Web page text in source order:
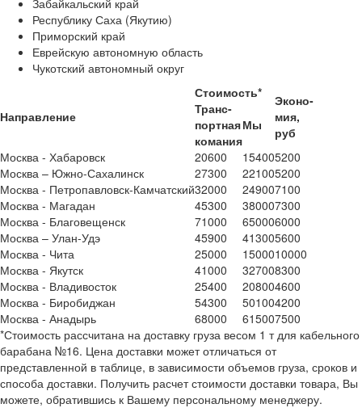
Республику Саха (Якутию)
Приморский край
Еврейскую автономную область
Чукотский автономный округ
Направление
Стоимость*
Эконо-
мия,
руб
Транс-
портная
комания
Мы
Москва - Хабаровск
20600 154005200
Москва – Южно-Сахалинск
27300 221005200
Москва - Петропавловск-Камчатский32000 249007100
Москва - Магадан
45300 380007300
Москва - Благовещенск
71000 650006000
Москва – Улан-Удэ
45900 413005600
Москва - Чита
25000 1500010000
Москва - Якутск
41000 327008300
Москва - Владивосток
25400 208004600
Москва - Биробиджан
54300 501004200
Москва - Анадырь
68000 615007500
*Стоимость рассчитана на доставку груза весом 1 т для кабельного
барабана №16. Цена доставки может отличаться от
представленной в таблице, в зависимости объемов груза, сроков и
способа доставки. Получить расчет стоимости доставки товара, Вы
можете, обратившись к Вашему персональному менеджеру.